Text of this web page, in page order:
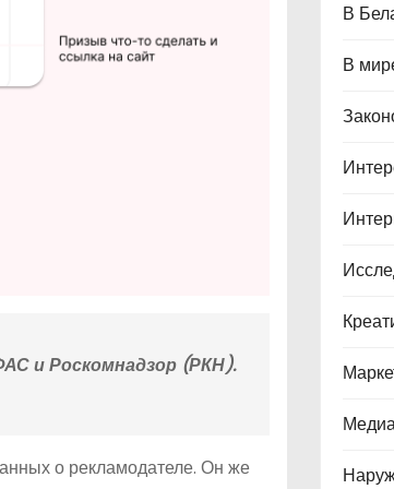
и Роскомнадзор (РКН).
о рекламодателе. Он же
В
В